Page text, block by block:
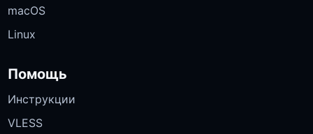
macOS
Linux
Помощь
Инструкции
VLESS